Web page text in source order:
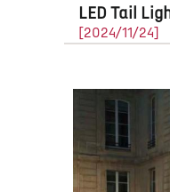
LED Tail
[2024/11/24]